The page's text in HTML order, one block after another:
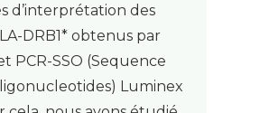
d’interprétation des
DRB1* obtenus par
PCR-SSO (Sequence
Luminex